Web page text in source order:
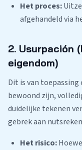
Het proces:
afgehandeld via
2. Usurpación
eigendom)
Dit is van toepassing
bewoond zijn,
duidelijke tekenen
gebrek aan
Het risico: